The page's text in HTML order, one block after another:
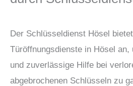
Der Schlüsseldienst Hösel
Türöffnungsdienste in Hösel an,
und zuverlässige Hilfe bei
abgebrochenen Schlüsseln zu